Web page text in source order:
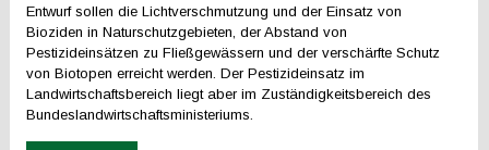
Entwurf sollen die Lichtverschmutzung und der Einsatz von
Bioziden in Naturschutzgebieten, der Abstand von
Pestizideinsätzen zu Fließgewässern und der verschärfte Schutz
von Biotopen erreicht werden. Der Pestizideinsatz im
Landwirtschaftsbereich liegt aber im Zuständigkeitsbereich des
Bundeslandwirtschaftsministeriums.